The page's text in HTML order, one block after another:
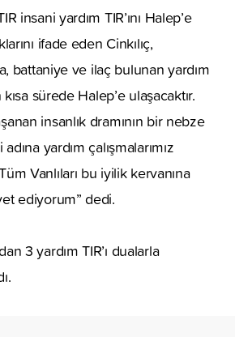
insani yardım TIR’ını Halep’e
ifade eden Cinkılıç,
battaniye ve ilaç bulunan yardım
kısa sürede Halep’e ulaşacaktır.
insanlık dramının bir nebze
yardım çalışmalarımız
Vanlıları bu iyilik kervanına
ediyorum” dedi.
3 yardım TIR’ı dualarla